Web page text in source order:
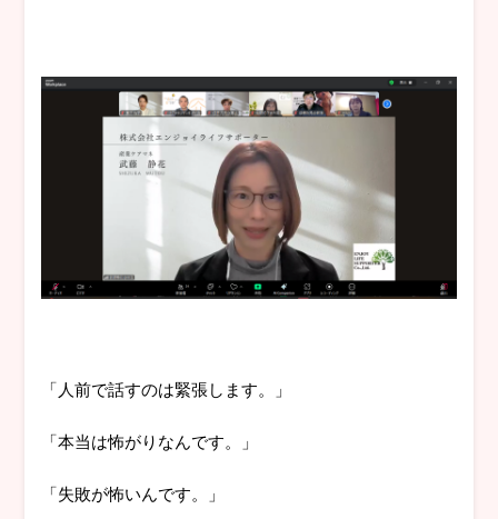
「人前で話すのは緊張します。」
「本当は怖がりなんです。」
「失敗が怖いんです。」